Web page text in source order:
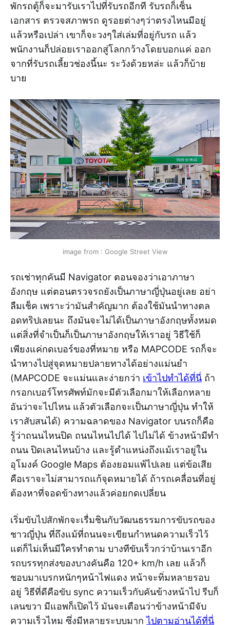
พักรถตู้ก็จะมารับเราไปที่รับรถอีกที รับรถก็เซ็น
เอกสาร ตรวจสภาพรถ ดูรอยต่างๆว่าตรงไหนมีอยู่
แล้วหรือเปล่า เขาก็จะวงๆใส่เล่มที่อยู่กับรถ แล้ว
พนักงานก็ปล่อยเราออกสู่โลกกว้างโดยบอกแค่ ออก
จากที่รับรถเลี้ยวช่องนี้นะ ระวังด้วยหล่ะ แล้วก็บ้าย
บาย
image from : Google Street View
รถเช่าทุกคันมี Navigator ตอนจองว่าเอาภาษา
อังกฤษ แต่ตอนตรวจรถยังเป็นภาษาญี่ปุ่นอยู่เลย อย่า
ลืมเช็ค เพราะว่ามันสำคัญมาก ต้องใช้มันนำทางตล
อดทริปเลยนะ ถึงมันจะไม่ได้เป็นภาษาอังกฤษทั้งหมด
แต่สิ่งที่จำเป็นก็เป็นภาษาอังกฤษให้เราอยู่ วิธีใช้ก็
เพียงแค่กดเบอร์ของที่หมาย หรือ MAPCODE รถก็จะ
นำทางไปสู่จุดหมายปลายทางได้อย่างแม่นยำ
(MAPCODE จะแม่นและง่ายกว่า เข้าไปทำได้ที่นี่ ถ้า
กรอกเบอร์โทรศัพท์มักจะมีตัวเลือกมาให้เลือกหลาย
อันว่าจะไปไหน แล้วตัวเลือกจะเป็นภาษาญี่ปุ่น ทำให้
เราสับสนได้) ความฉลาดของ Navigator บนรถก็คือ
รู้ว่าถนนไหนปิด ถนนไหนไปได้ ไปไม่ได้ ข้างหน้ามีทำ
ถนน ปิดเลนไหนบ้าง และรู้ตำแหน่งถึงแม้เราอยู่ใน
อุโมงค์ Google Maps ต้องยอมแพ้ไปเลย แต่ข้อเสีย
คือเราจะไม่สามารถแก้จุดหมายได้ ถ้ารถเคลื่อนที่อยู่
ต้องหาที่จอดข้างทางแล้วค่อยกดเปลี่ยน
เริ่มขับไปสักพักจะเรื่มชินกับวัฒนธรรมการขับรถของ
ชาวญี่ปุ่น ที่ถึงแม้ที่ถนนจะเขียนกำหนดความเร็วไว้
แต่ก็ไม่เห็นมีใครทำตาม บางทีขับเร็วกว่าบ้านเราอีก
รถบรรทุกส่งของบางคันคือ 120+ km/h เลย แล้วก็
ชอบมาเบรกหนักๆหน้าไฟแดง หน้าจะทิ่มหลายรอบ
อยู่ วิธีที่ดีคือขับ sync ความเร็วกับคันข้างหน้าไป รีบก็
เลนขวา มีแอพก็เปิดไว้ มันจะเตือนว่าข้างหน้ามีจับ
ความเร็วไหม ซึ่งมีหลายระบบมากไปตามอ่านได้ที่นี่